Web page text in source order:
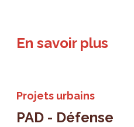
En savoir plus
Projets urbains
PAD - Défense